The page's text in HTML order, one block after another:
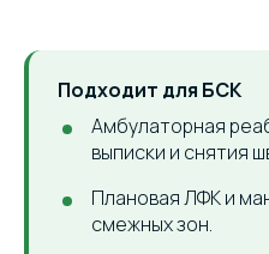
Подходит для БСК
Амбулаторная
выписки и снятия
Плановая ЛФК и
смежных зон.